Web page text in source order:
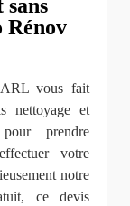
Rénov
vous fait
nettoyage et
prendre
votre
notre
ce devis